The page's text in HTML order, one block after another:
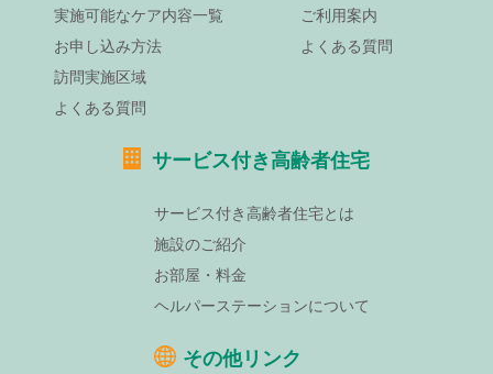
実施可能なケア内容一覧
お申し込み方法
訪問実施区域
よくある質問
ご利用案内
よくある質問
サービス付き高齢者住宅
サービス付き高齢者住宅とは
施設のご紹介
お部屋・料金
ヘルパーステーションについて
その他リンク